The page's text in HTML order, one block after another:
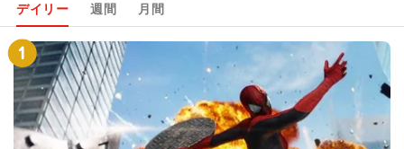
デイリー 週間 月間